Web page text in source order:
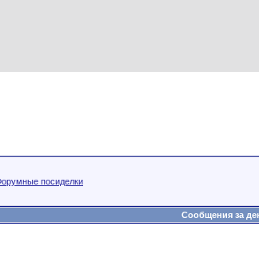
посиделки
Сообщения за